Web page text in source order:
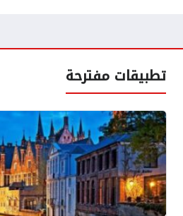
تطبيقات مفترحة